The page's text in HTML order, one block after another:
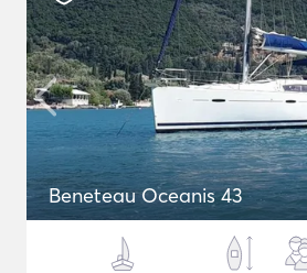
Beneteau Oceanis 43